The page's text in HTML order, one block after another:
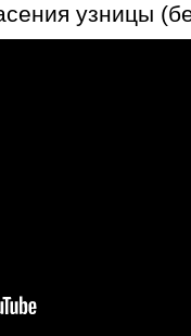
узницы